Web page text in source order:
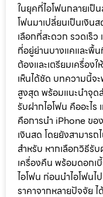
ในยุคที่ไอโฟนกลายเป็
โฟนมาเปลี่ยนเป็นเงิน
เลือกที่สะดวก รวดเร็ว
ที่อยู่ย่านบางแคและพื้
ต้องและเตรียมเครื่อง
เห็นได้ชัด บทความนี้จ
สูงสุด พร้อมแนะนำจุด
รับฝากไอโฟน คืออะไร
คือการนำ iPhone ข
เงินสด โดยยังสามารถ
สำหรับ หากเลือกวิธีรั
เครื่องคืน พร้อมดอกเ
ไอโฟน ก่อนนำไอโฟนไ
ราคาจากหลายปัจจัย ไ